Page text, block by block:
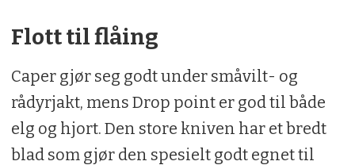
Flott til flåing
Caper gjør seg godt under småvilt- og
rådyrjakt, mens Drop point er god til både
elg og hjort. Den store kniven har et bredt
blad som gjør den spesielt godt egnet til